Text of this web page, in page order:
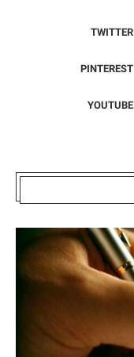
TWITTER
PINTEREST
YOUTUBE